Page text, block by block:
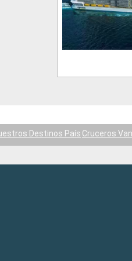
Destinos País Cruceros